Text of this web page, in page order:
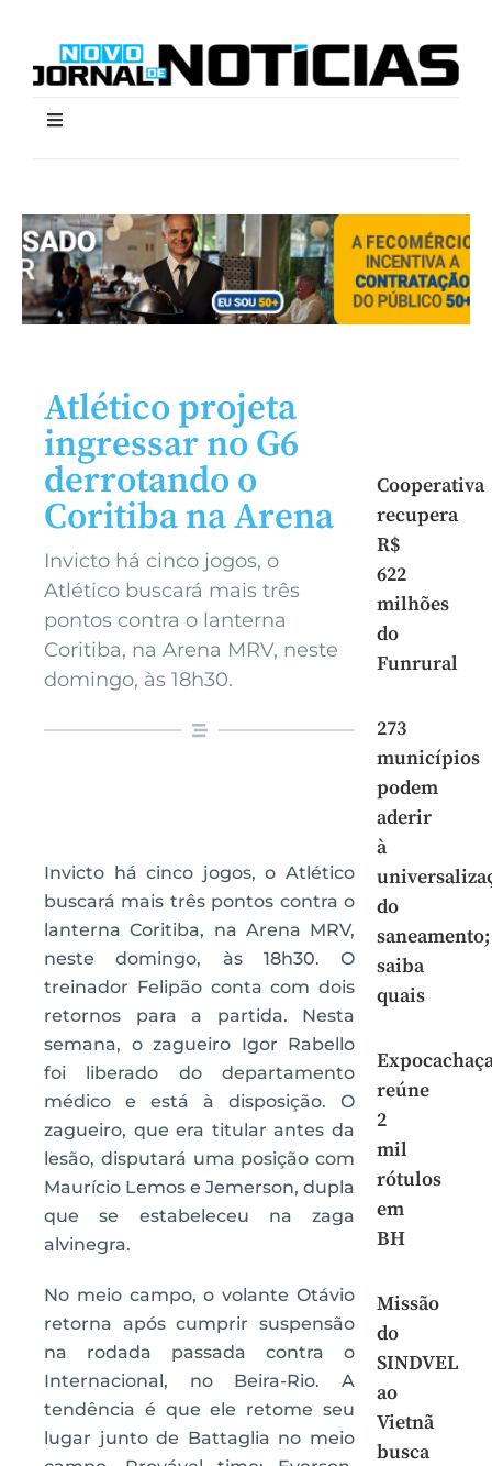
Atlético projeta
ingressar no G6
derrotando o
Coritiba na Arena
Invicto há cinco jogos, o
Atlético buscará mais três
pontos contra o lanterna
Coritiba, na Arena MRV, neste
domingo, às 18h30.
Invicto há cinco jogos, o Atlético
buscará mais três pontos contra o
lanterna Coritiba, na Arena MRV,
neste domingo, às 18h30. O
treinador Felipão conta com dois
retornos para a partida. Nesta
semana, o zagueiro Igor Rabello
foi liberado do departamento
médico e está à disposição. O
zagueiro, que era titular antes da
lesão, disputará uma posição com
Maurício Lemos e Jemerson, dupla
que se estabeleceu na zaga
alvinegra.
No meio campo, o volante Otávio
retorna após cumprir suspensão
na rodada passada contra o
Internacional, no Beira-Rio. A
tendência é que ele retome seu
lugar junto de Battaglia no meio
Cooperativa
recupera
R$
622
milhões
do
Funrural
273
municípios
podem
aderir
à
do
saneamento;
saiba
quais
reúne
2
mil
rótulos
em
BH
Missão
do
SINDVEL
ao
Vietnã
busca